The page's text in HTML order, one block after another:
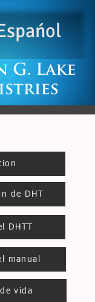
de DHT
DHTT
manual
vida